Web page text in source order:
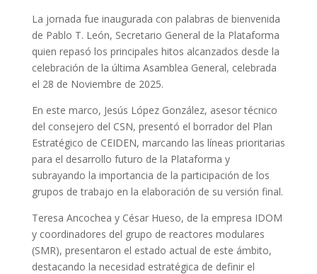
La jornada fue inaugurada con palabras de bienvenida
de Pablo T. León, Secretario General de la Plataforma
quien repasó los principales hitos alcanzados desde la
celebración de la última Asamblea General, celebrada
el 28 de Noviembre de 2025.
En este marco, Jesús López González, asesor técnico
del consejero del CSN, presentó el borrador del Plan
Estratégico de CEIDEN, marcando las líneas prioritarias
para el desarrollo futuro de la Plataforma y
subrayando la importancia de la participación de los
grupos de trabajo en la elaboración de su versión final.
Teresa Ancochea y César Hueso, de la empresa IDOM
y coordinadores del grupo de reactores modulares
(SMR), presentaron el estado actual de este ámbito,
destacando la necesidad estratégica de definir el